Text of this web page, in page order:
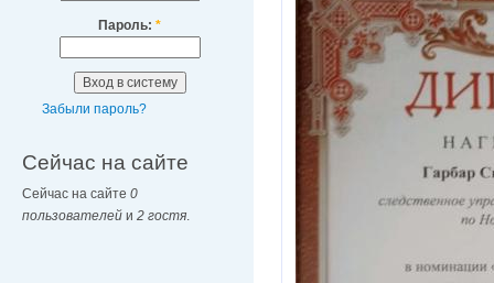
Пароль: *
Забыли пароль?
Сейчас на сайте
Сейчас на сайте 0
пользователей и 2 гостя